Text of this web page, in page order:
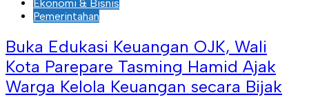
Ekonomi & Bisnis
Pemerintahan
Buka Edukasi Keuangan OJK, Wali
Kota Parepare Tasming Hamid Ajak
Warga Kelola Keuangan secara Bijak